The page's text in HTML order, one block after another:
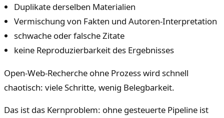
Duplikate derselben Materialien
Vermischung von Fakten und Autoren-Interpretation
schwache oder falsche Zitate
keine Reproduzierbarkeit des Ergebnisses
Open-Web-Recherche ohne Prozess wird schnell
chaotisch: viele Schritte, wenig Belegbarkeit.
Das ist das Kernproblem: ohne gesteuerte Pipeline ist